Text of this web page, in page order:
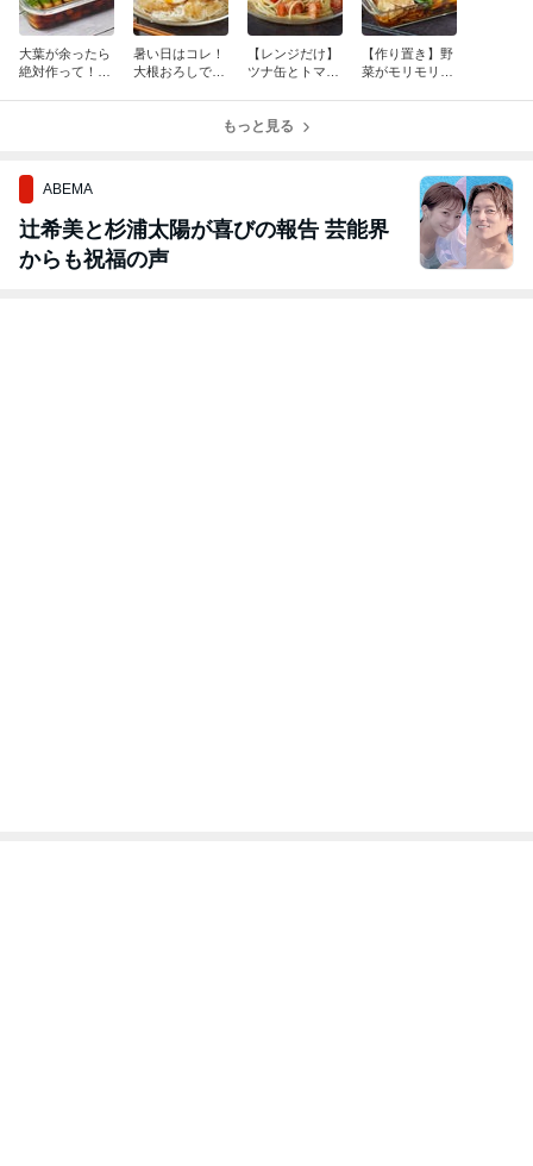
大葉が余ったら
絶対作って！巻
暑い日はコレ！
大根おろしでさ
【レンジだけ】
ツナ缶とトマト
製パスタ
【作り置き】野
菜がモリモリ食
もっと見る
ABEMA
辻希美と杉浦太陽が喜びの報告 芸能界
からも祝福の声